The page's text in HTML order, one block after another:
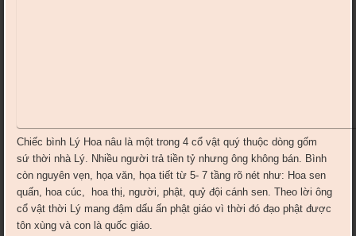
Chiếc bình Lý Hoa nâu là một trong 4 cổ vật quý thuộc dòng gốm
sứ thời nhà Lý. Nhiều người trả tiền tỷ nhưng ông không bán. Bình
còn nguyên vẹn, họa văn, họa tiết từ 5- 7 tầng rõ nét như: Hoa sen
quấn, hoa cúc, hoa thị, người, phật, quỷ đội cánh sen. Theo lời ông
cổ vật thời Lý mang đậm dấu ấn phật giáo vì thời đó đạo phật được
tôn xùng và con là quốc giáo.